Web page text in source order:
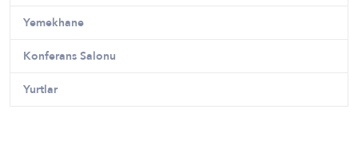
Yemekhane
Konferans Salonu
Yurtlar